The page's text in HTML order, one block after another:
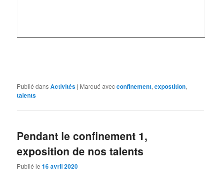
Publié dansActivités | Marqué avecconfinement,expostition,
talents
Pendant le confinement 1,
exposition de nos talents
Publié le16 avril 2020